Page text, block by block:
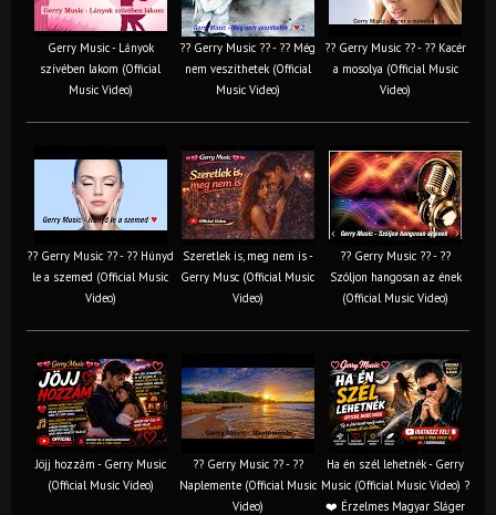
Gerry Music - Lányok
szívében lakom (Official
Music Video)
?? Gerry Music ?? - ?? Még
nem veszíthetek (Official
Music Video)
?? Gerry Music ?? - ?? Kacér
a mosolya (Official Music
Video)
?? Gerry Music ?? - ?? Húnyd
le a szemed (Official Music
Video)
Szeretlek is, meg nem is -
Gerry Musc (Official Music
Video)
?? Gerry Music ?? - ??
Szóljon hangosan az ének
(Official Music Video)
Jöjj hozzám - Gerry Music
(Official Music Video)
?? Gerry Music ?? - ??
Naplemente (Official Music
Video)
Ha én szél lehetnék - Gerry
Music (Official Music Video) ?️
❤️ Érzelmes Magyar Sláger